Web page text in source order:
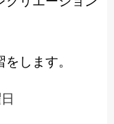
します。